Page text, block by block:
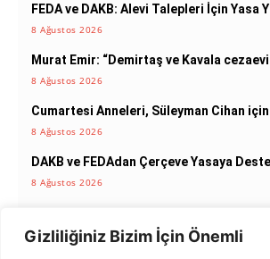
Gizliliğiniz Bizim İçin Önemli
FEDA ve DAKB: Alevi Talepleri İçin Yasa
8 Ağustos 2026
Murat Emir: “Demirtaş ve Kavala
8 Ağustos 2026
Cumartesi Anneleri, Süleyman Cihan
8 Ağustos 2026
DAKB ve FEDAdan Çerçeve Yasaya
8 Ağustos 2026
8 Ağustos 2026